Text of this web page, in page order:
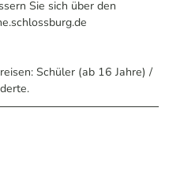
Sie sich über den
Schüler (ab 16 Jahre) /